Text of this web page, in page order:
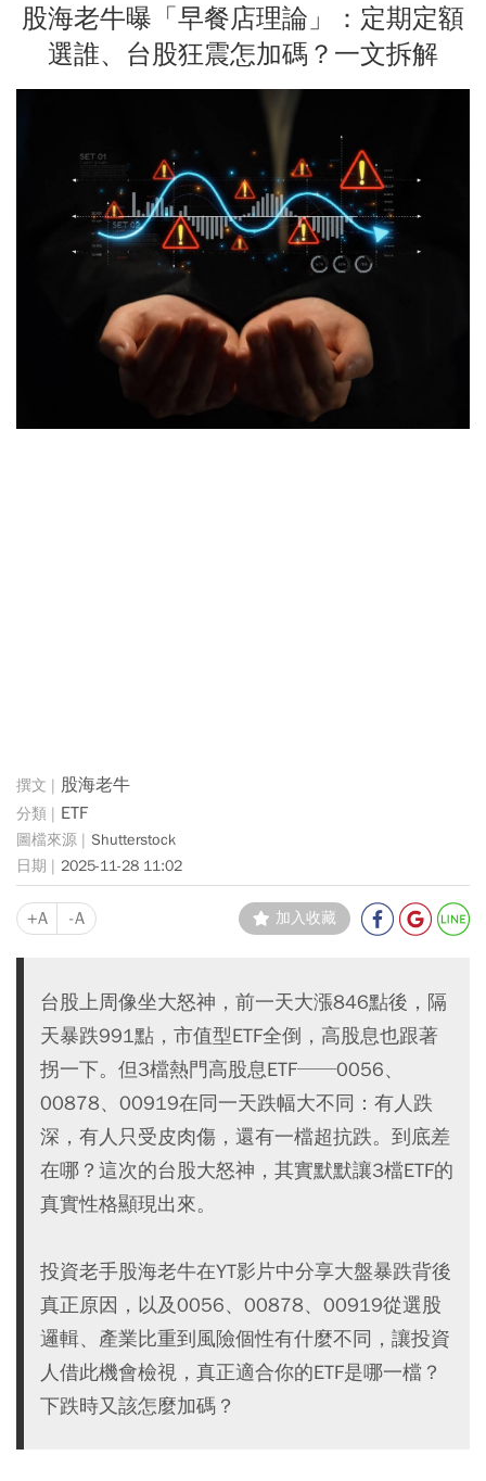
股海老牛曝「早餐店理論」：定期定額
選誰、台股狂震怎加碼？一文拆解
股海老牛
ETF
Shutterstock
2025-11-28 11:02
+A -A 加入收藏
台股上周像坐大怒神，前一天大漲846點後，隔
天暴跌991點，市值型ETF全倒，高股息也跟著
拐一下。但3檔熱門高股息ETF──0056、
00878、00919在同一天跌幅大不同：有人跌
深，有人只受皮肉傷，還有一檔超抗跌。到底差
在哪？這次的台股大怒神，其實默默讓3檔ETF的
真實性格顯現出來。
投資老手股海老牛在YT影片中分享大盤暴跌背後
真正原因，以及0056、00878、00919從選股
邏輯、產業比重到風險個性有什麼不同，讓投資
人借此機會檢視，真正適合你的ETF是哪一檔？
下跌時又該怎麼加碼？